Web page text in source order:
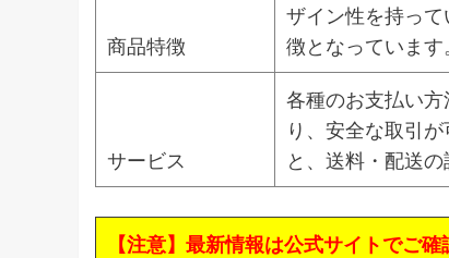
商品特徴
ザイン性を持っ
徴となっています。
サービス
各種のお支払い
り、安全な取引
と、送料・配送の
【注意】最新情報は公式サイトでご確